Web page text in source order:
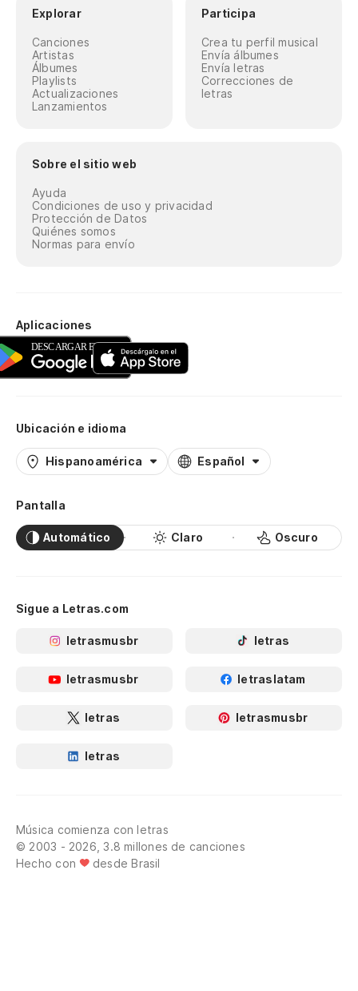
Explorar
Canciones
Artistas
Álbumes
Playlists
Actualizaciones
Lanzamientos
Participa
Crea tu perfil musical
Envía álbumes
Envía letras
Correcciones de
letras
Sobre el sitio web
Ayuda
Condiciones de uso y privacidad
Protección de Datos
Quiénes somos
Normas para envío
Aplicaciones
Ubicación e idioma
Hispanoamérica Español
Pantalla
Automático Claro Oscuro
Sigue a Letras.com
letrasmusbr letras
letrasmusbr letraslatam
letras letrasmusbr
letras
Música comienza con letras
© 2003 - 2026, 3.8 millones de canciones
Hecho con
desde Brasil